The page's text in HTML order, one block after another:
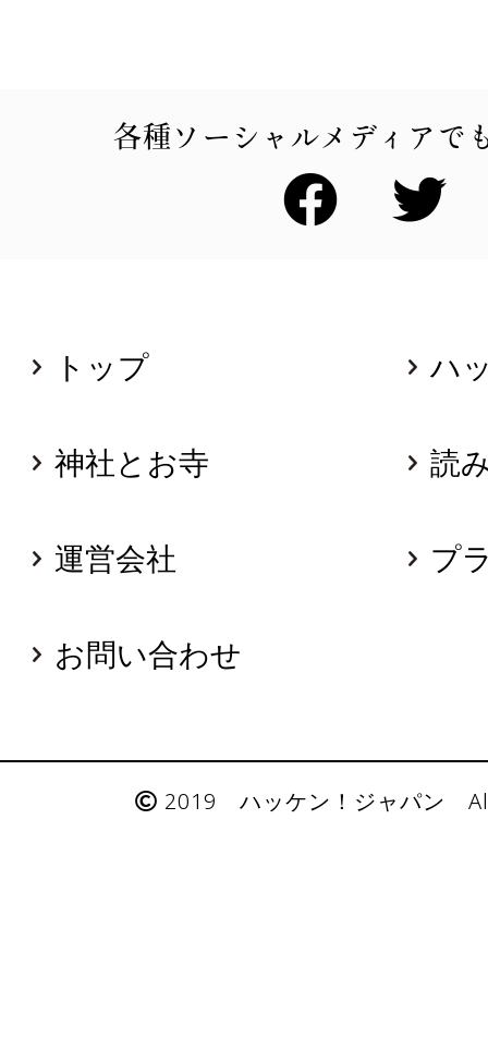
各種ソーシャルメディアで
トップ ハ
神社とお寺 読
運営会社 プ
お問い合わせ
2019 ハッケン！ジャパン